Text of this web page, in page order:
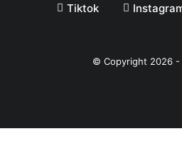
Tiktok
© Copyright 2026-